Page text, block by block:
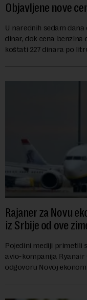
Objavljene nove
U narednih sedam
dinar, dok cena benzina
koštati 227 dinara po
Rajaner za Novu
iz Srbije od ove
Pojedini mediji primetili
avio-kompanija Ryanair
odgovoru Novoj